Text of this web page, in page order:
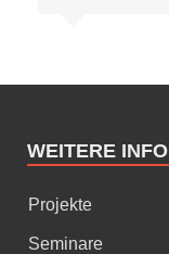
WEITERE
Projekte
Seminare